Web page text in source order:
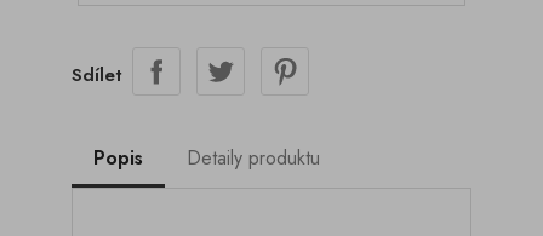
Sdílet
Popis Detaily produktu